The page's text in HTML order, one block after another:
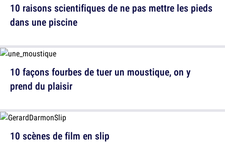
10 façons fourbes de tuer un moustique, on y
prend du plaisir
10 raisons scientifiques de ne pas mettre les pieds
dans une piscine
10 scènes de film en slip